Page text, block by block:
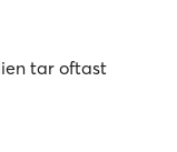
tar oftast